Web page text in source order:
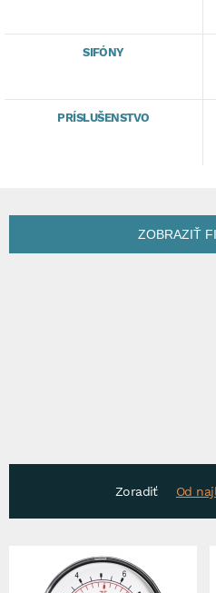
SIFÓNY
PRÍSLUŠENSTVO
ZOBRAZIŤ
Zoradiť Od